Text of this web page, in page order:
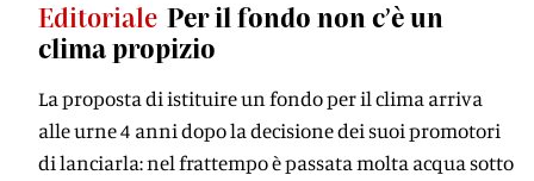
Editoriale Per il fondo non c’è un
clima propizio
La proposta di istituire un fondo per il clima arriva
alle urne 4 anni dopo la decisione dei suoi promotori
di lanciarla: nel frattempo è passata molta acqua sotto